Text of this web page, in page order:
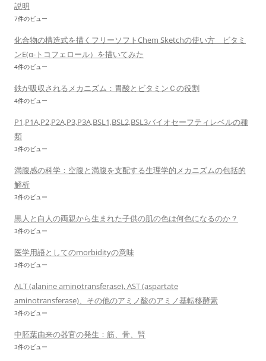
説明
7件のビュー
化合物の構造式を描くフリーソフトChem Sketchの使い方 ビタミ
ンE(α-トコフェロール）を描いてみた
4件のビュー
鉄が吸収されるメカニズム：胃酸とビタミンＣの役割
4件のビュー
P1,P1A,P2,P2A,P3,P3A,BSL1,BSL2,BSL3バイオセーフティレベルの種
類
3件のビュー
満腹感の科学：空腹と満腹を支配する生理学的メカニズムの包括的
解析
3件のビュー
黒人と白人の両親から生まれた子供の肌の色は何色になるのか？
3件のビュー
医学用語としてのmorbidityの意味
3件のビュー
ALT (alanine aminotransferase), AST (aspartate
aminotransferase)、その他のアミノ酸のアミノ基転移酵素
3件のビュー
中胚葉由来の器官の発生：筋、骨、腎
3件のビュー